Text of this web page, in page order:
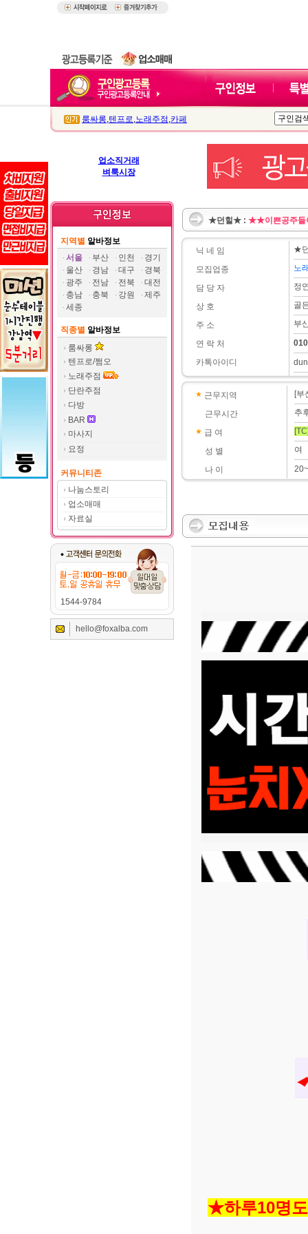
룸싸롱,텐프로,노래주점 ,카페
업소직거래
벼룩시장
지역별 알바정보
서울
부산 인천
경기
울산
경남 대구
경북
광주
전남 전북
대전
충남
충북 강원
제주
세종
직종별 알바정보
룸싸롱
텐프로/쩜오
노래주점
단란주점
다방
BAR
마사지
요정
커뮤니티존
나눔스토리
업소매매
자료실
1544-9784
hello@foxalba.com
★던힐★ : ★★이쁜공주들
닉 네 임
모집업종
담 당 자
상 호
주 소
연 락 처
카톡아이디
★
노
정
골
부
근무지역
근무시간
급 여
성 별
나 이
[부
추
여
★하루10명